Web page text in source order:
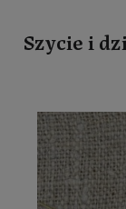
Szycie i